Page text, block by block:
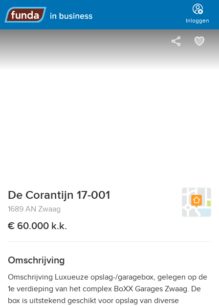
Hoofdmenu
Inloggen
De Corantijn 17-001
1689 AN Zwaag
€ 60.000 k.k.
Omschrijving
Omschrijving Luxueuze opslag-/garagebox, gelegen op de
1e verdieping van het complex BoXX Garages Zwaag. De
box is uitstekend geschikt voor opslag van diverse